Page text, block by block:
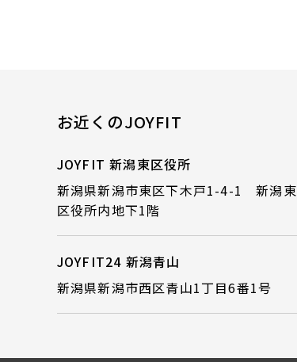
お近くのJOYFIT
JOYFIT 新潟東区役所
新潟県新潟市東区下木戸1-4-1 新潟東
区役所内地下1階
JOYFIT24 新潟青山
新潟県新潟市西区青山1丁目6番1号